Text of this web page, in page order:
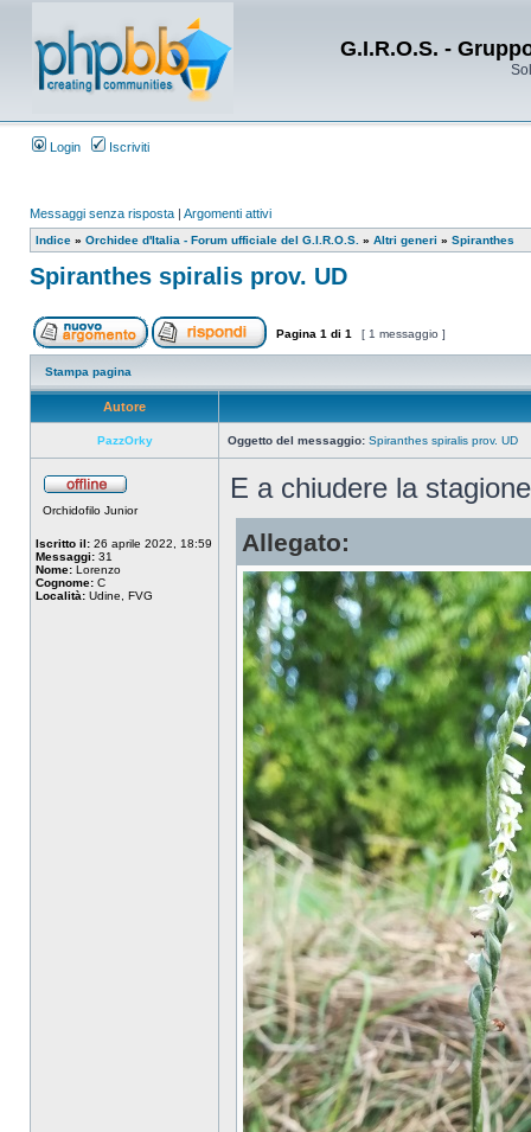
G.I.R.O.S. -
Login Iscriviti
Messaggi senza risposta | Argomenti attivi
Indice » Orchidee d'Italia - Forum ufficiale del G.I.R.O.S. » Altri generi » Spiranthes
Spiranthes spiralis prov. UD
Pagina 1 di 1 [ 1 messaggio ]
Stampa pagina
Autore
PazzOrky Oggetto del messaggio: Spiranthes spiralis prov. UD
Orchidofilo Junior
Iscritto il: 26 aprile 2022, 18:59
Messaggi: 31
Nome: Lorenzo
Cognome: C
Località: Udine, FVG
E a chiudere la
Allegato: